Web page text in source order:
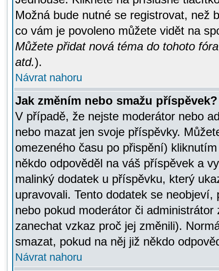
Možná bude nutné se registrovat, než
co vám je povoleno můžete vidět na
Můžete přidat nová téma do tohoto
atd.).
Návrat nahoru
Jak změním nebo smažu příspěvek?
V případě, že nejste moderátor nebo
nebo mazat jen svoje příspěvky.
omezeného času po přispění)
někdo odpověděl na váš příspěvek a
malinký dodatek u příspěvku, který
upravovali. Tento dodatek se
nebo pokud moderátor či
zanechat vzkaz proč jej změnili).
smazat, pokud na něj již někdo
Návrat nahoru